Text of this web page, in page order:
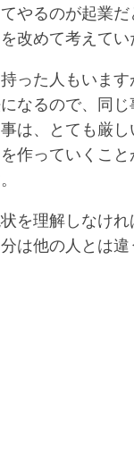
やるのが起業
改めて考えてい
った人もいま
なるので、同
は、とても厳し
作っていくこと
を理解しなけ
は他の人とは